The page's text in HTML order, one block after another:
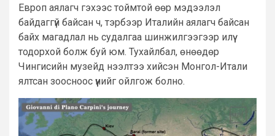
Европ аялагч гэхээс тоймтой өөр мэдээлэл
байдаггүй байсан ч, тэрбээр Италийн аялагч байсан
байх магадлал нь судалгаа шинжилгээгээр илүү
тодорхой болж буй юм. Тухайлбал, өнөөдөр
Чингисийн музейд нээлтээ хийсэн Монгол-Итали
ялтсан зоосноос үүнийг ойлгож болно.